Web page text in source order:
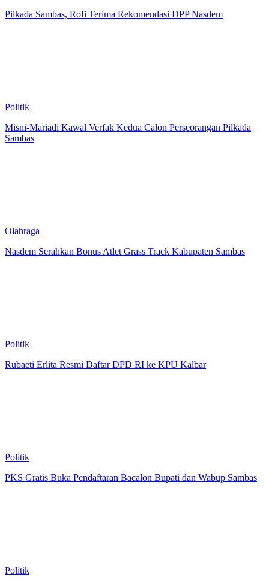
Pilkada Sambas, Rofi Terima Rekomendasi DPP Nasdem
Politik
Misni-Mariadi Kawal Verfak Kedua Calon Perseorangan Pilkada
Sambas
Olahraga
Nasdem Serahkan Bonus Atlet Grass Track Kabupaten Sambas
Politik
Rubaeti Erlita Resmi Daftar DPD RI ke KPU Kalbar
Politik
PKS Gratis Buka Pendaftaran Bacalon Bupati dan Wabup Sambas
Politik